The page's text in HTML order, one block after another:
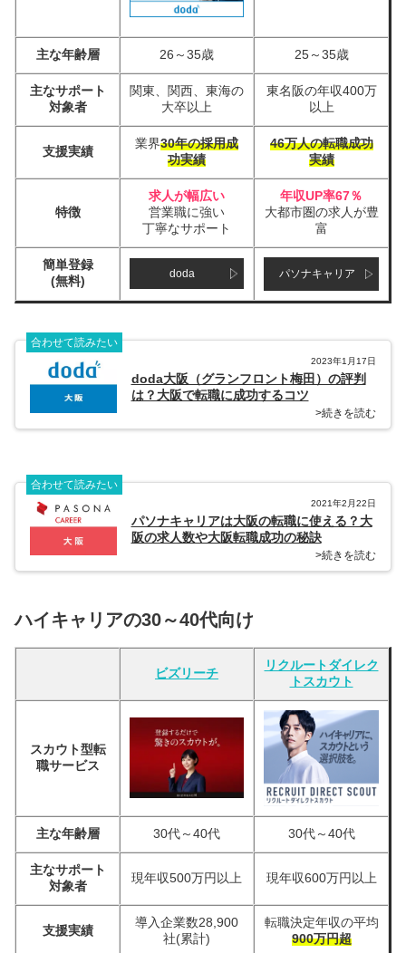
主な年齢層 26～35歳 25～35歳
主なサポート
対象者
関東、関西、東海の
大卒以上
東名阪の年収400万
以上
支援実績
業界30年の採用成
功実績
46万人の転職成功
実績
特徴
求人が幅広い
営業職に強い
丁寧なサポート
年収UP率67％
大都市圏の求人が豊
富
簡単登録
(無料)
doda パソナキャリア
合わせて読みたい
2023年1月17日
doda大阪（グランフロント梅田）の評判
は？大阪で転職に成功するコツ
>続きを読む
合わせて読みたい
2021年2月22日
パソナキャリアは大阪の転職に使える？大
阪の求人数や大阪転職成功の秘訣
>続きを読む
ハイキャリアの30～40代向け
ビズリーチ
リクルートダイレク
トスカウト
スカウト型転
職サービス
主な年齢層 30代～40代 30代～40代
主なサポート
対象者
現年収500万円以上 現年収600万円以上
支援実績
導入企業数28,900
社(累計)
転職決定年収の平均
900万円超